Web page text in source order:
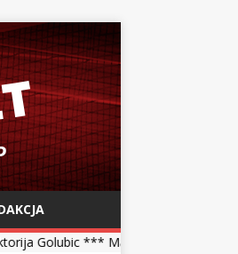
Chwalińska 5-7, 1-6 Talia